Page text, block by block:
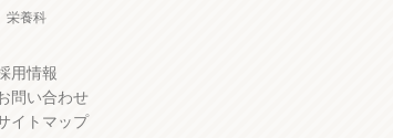
栄養科
用情報
問い合わせ
イトマップ